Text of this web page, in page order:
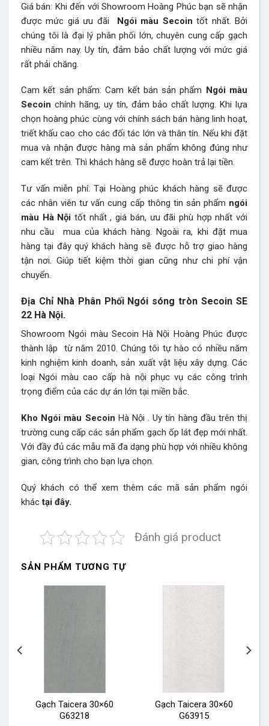
Giá bán: Khi đến với Showroom Hoàng Phúc bạn sẽ nhận
được mức giá ưu đãi Ngói màu Secoin tốt nhất. Bởi
chúng tôi là đại lý phân phối lớn, chuyên cung cấp gạch
nhiều năm nay. Uy tín, đảm bảo chất lượng với mức giá
rất phải chăng.
Cam kết sản phẩm: Cam kết bán sản phẩm
Ngói màu
Secoin chính hãng, uy tín, đảm bảo chất lượng. Khi lựa
chọn hoàng phúc cùng với chính sách bán hàng linh hoạt,
triết khấu cao cho các đối tác lớn và thân tín. Nếu khi đặt
mua và nhận được hàng mà sản phẩm không đúng như
cam kết trên. Thì khách hàng sẽ được hoàn trả lại tiền.
Tư vấn miễn phí: Tại Hoàng phúc khách hàng sẽ được
các nhân viên tư vấn cung cấp thông tin sản phẩm ngói
màu Hà Nội tốt nhất , giá bán, ưu đãi phù hợp nhất với
nhu cầu mua của khách hàng. Ngoài ra, khi đặt mua
hàng tại đây quý khách hàng sẽ được hỗ trợ giao hàng
tận nơi. Giúp tiết kiệm thời gian cũng như chi phí vận
chuyển.
Địa Chỉ Nhà Phân Phối Ngói sóng tròn Secoin SE
22 Hà Nội.
Showroom Ngói màu Secoin Hà Nội Hoàng Phúc được
thành lập từ năm 2010. Chúng tôi tự hào có nhiều năm
kinh nghiệm kinh doanh, sản xuất vật liệu xây dựng. Các
loại Ngói màu cao cấp hà nội phục vụ các công trình
trọng điểm của các dự án lớn tại miền bắc.
Kho Ngói màu Secoin Hà Nội . Uy tín hàng đầu trên thị
trường cung cấp các sản phẩm gạch ốp lát đẹp mới nhất.
Với đầy đủ các mẫu mã đa dạng phù hợp với nhiều không
gian, công trình cho bạn lựa chọn.
Quý khách có thể xem thêm các mãsản phẩm ngói
khác tại đây.
Đánh giá product
SẢN PHẨM TƯƠNG TỰ
Gạch Taicera 30×60
G63218
Gạch Taicera 30×60
G63915